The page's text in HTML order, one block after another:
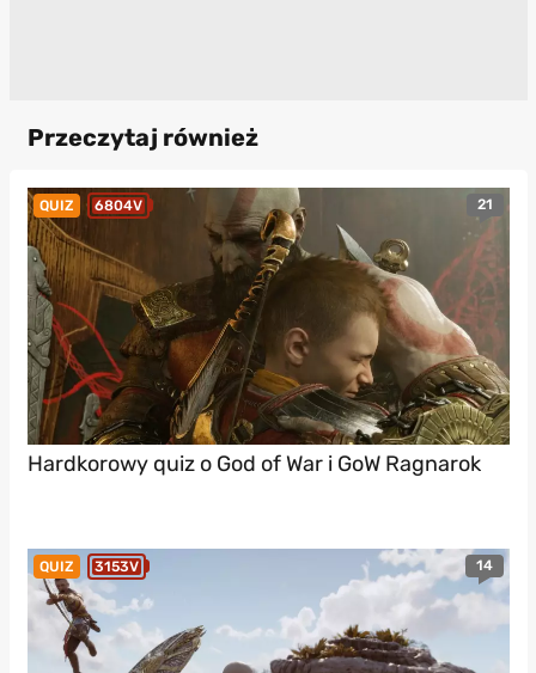
Przeczytaj również
QUIZ 6804V 21
Hardkorowy quiz o God of War i GoW Ragnarok
QUIZ 3153V 14